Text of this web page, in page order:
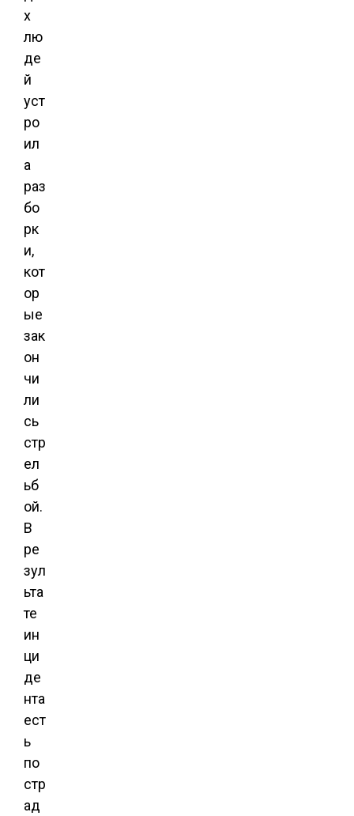
х
лю
де
й
уст
ро
ил
а
раз
бо
рк
и,
кот
ор
ые
зак
он
чи
ли
сь
стр
ел
ьб
ой.
В
ре
зул
ьта
те
ин
ци
де
нта
ест
ь
по
стр
ад